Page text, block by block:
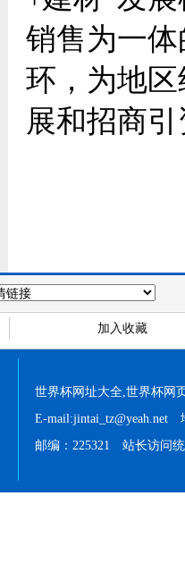
销售为一
环，为地
展和招商
加入收藏
世界杯网址大全,世界杯网
E-mail:jintai_tz@yeah.net
邮编：225321 站长访问